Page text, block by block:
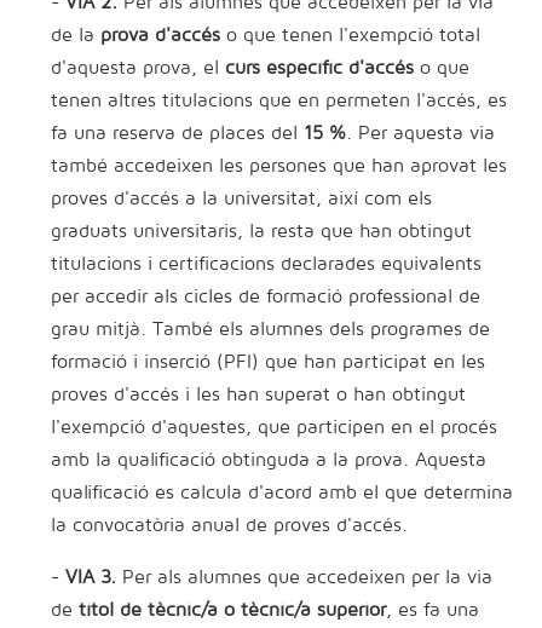
de la prova d'accés o que tenen l'exempció total
d'aquesta prova, el curs específic d'accés o que
tenen altres titulacions que en permeten l'accés, es
fa una reserva de places del 15 %. Per aquesta via
també accedeixen les persones que han aprovat les
proves d'accés a la universitat, així com els
graduats universitaris, la resta que han obtingut
titulacions i certificacions declarades equivalents
per accedir als cicles de formació professional de
grau mitjà. També els alumnes dels programes de
formació i inserció (PFI) que han participat en les
proves d'accés i les han superat o han obtingut
l'exempció d'aquestes, que participen en el procés
amb la qualificació obtinguda a la prova. Aquesta
qualificació es calcula d'acord amb el que determina
la convocatòria anual de proves d'accés.
-VIA 3. Per als alumnes que accedeixen per la via
de títol de tècnic/a o tècnic/a superior, es fa una